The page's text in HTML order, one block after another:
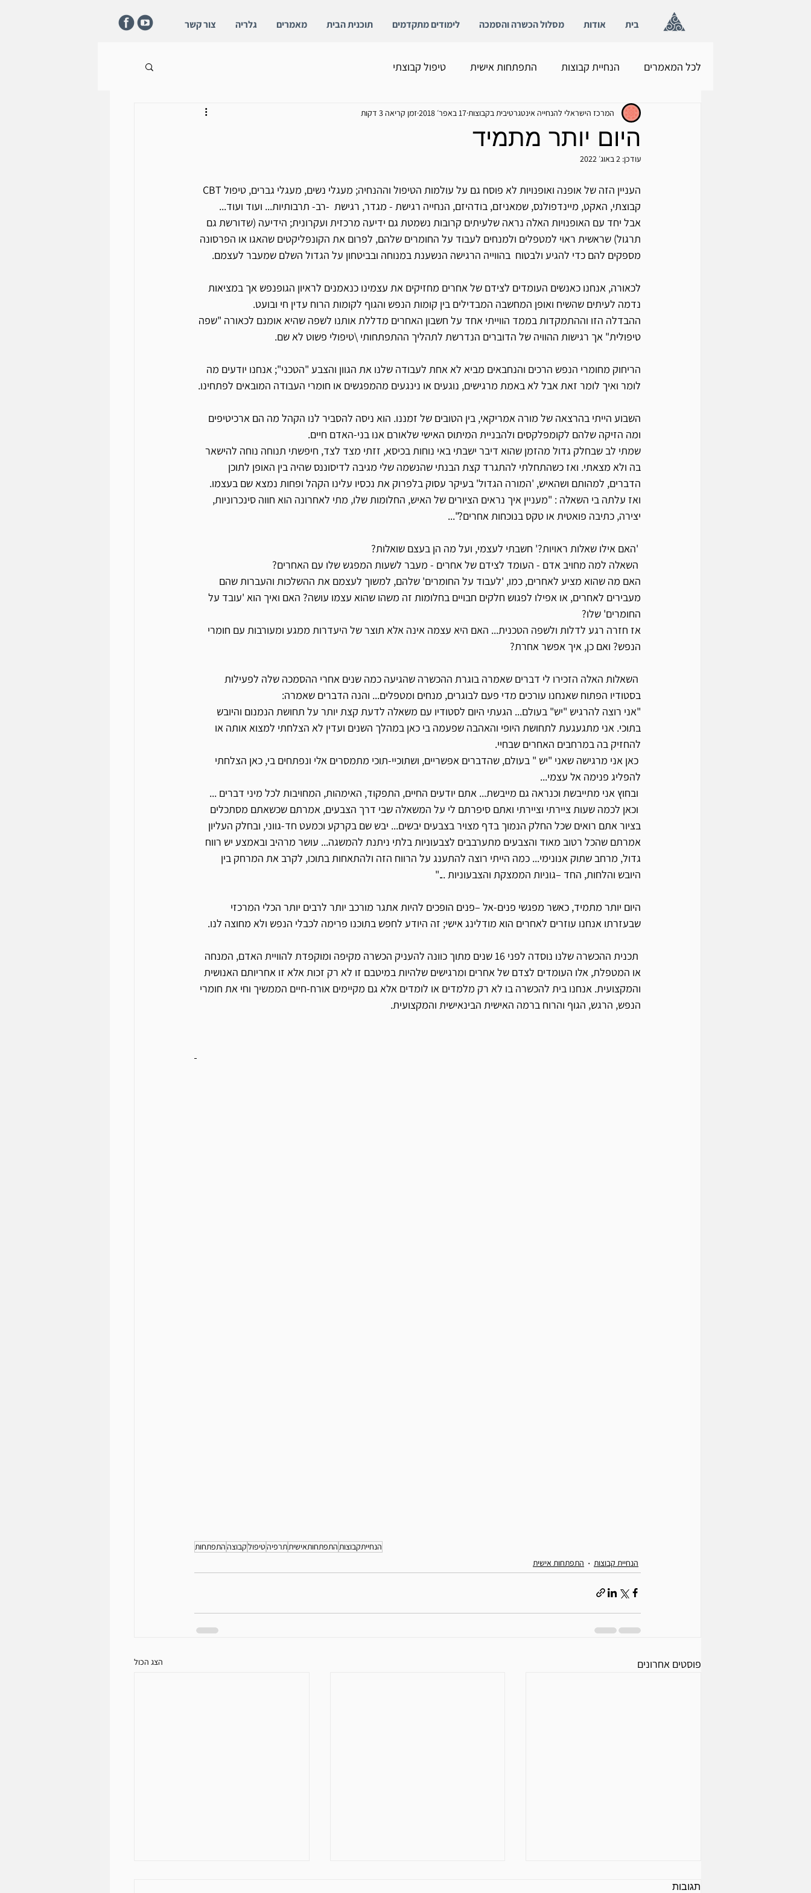
בית אודות מסלול הכשרה והסמכה לימודים מתקדמים תוכנית הבית מאמרים גלריה צור קשר
לכל המאמרים הנחיית קבוצות התפתחות אישית טיפול קבוצתי
היום יותר מתמיד
המרכז הישראלי להנחייה אינטגרטיבית בקבוצות 17 באפר׳ 2018 זמן קריאה 3 דקות
עודכן: 2 באוג׳ 2022
קבוצתי, האקט, מיינדפולנס, שמאניזם, בודהיזם, הנחייה רגישת - מגדר, רגישת  -רב- תרבותיות... ועוד ועוד...
אבל יחד עם האופנויות האלה נראה שלעיתים קרובות נשמטת גם ידיעה מרכזית ועקרונית; הידיעה (שדורשת גם
תרגול) שראשית ראוי למטפלים ולמנחים לעבוד על החומרים שלהם, לפרום את הקונפליקטים שהאגו או הפרסונה
מספקים להם כדי להגיע ולבטוח  בהווייה הרגישה הנשענת במנוחה ובביטחון על הגדול השלם שמעבר לעצמם.
לכאורה, אנחנו כאנשים העומדים לצידם של אחרים מחזיקים את עצמינו כנאמנים לראיון הגופנפש אך במציאות
נדמה לעיתים שהשיח ואופן המחשבה המבדילים בין קומות הנפש והגוף לקומות הרוח עדין חי ובועט.
ההבדלה הזו וההתמקדות בממד הווייתי אחד על חשבון האחרים מדללת אותנו לשפה שהיא אומנם לכאורה "שפה
טיפולית" אך רגישות ההוויה של הדוברים הנדרשת לתהליך ההתפתחותי \טיפולי פשוט לא שם.
הריחוק מחומרי הנפש הרכים והנחבאים מביא לא אחת לעבודה שלנו את הגוון והצבע "הטכני"; אנחנו יודעים מה
לומר ואיך לומר זאת אבל לא באמת מרגישים, נוגעים או נינגעים מהמפגשים או חומרי העבודה המובאים לפתחינו.
השבוע הייתי בהרצאה של מורה אמריקאי, בין הטובים של זמננו. הוא ניסה להסביר לנו הקהל מה הם ארכיטיפים
ומה הזיקה שלהם לקומפלקסים ולהבניית המיתוס האישי שלאורם אנו בני-האדם חיים.
שמתי לב שבחלק גדול מהזמן שהוא דיבר ישבתי באי נוחות בכיסא, זזתי מצד לצד, חיפשתי תנוחה נוחה להישאר
בה ולא מצאתי. ואז כשהתחלתי להתגרד קצת הבנתי שהנשמה שלי מגיבה לדיסוננס שהיה בין האופן לתוכן
הדברים, למהותם ושהאיש, 'המורה הגדול' בעיקר עסוק בלפרוק את נכסיו עלינו הקהל ופחות נמצא שם בעצמו.
ואז עלתה בי השאלה : "מעניין איך נראים הציורים של האיש, החלומות שלו, מתי לאחרונה הוא חווה סינכרוניות,
יצירה, כתיבה פואטית או טקס בנוכחות אחרים?"...
האם מה שהוא מציע לאחרים, כמו, 'לעבוד על החומרים' שלהם, למשוך לעצמם את ההשלכות והעברות שהם
מעבירים לאחרים, או אפילו לפגוש חלקים חבויים בחלומות זה משהו שהוא עצמו עושה? האם ואיך הוא 'עובד על
החומרים' שלו?
אז חזרה רגע לדלות ולשפה הטכנית... האם היא עצמה אינה אלא תוצר של היעדרות ממגע ומעורבות עם חומרי
הנפש? ואם כן, איך אפשר אחרת?
השאלות האלה הזכירו לי דברים שאמרה בוגרת ההכשרה שהגיעה כמה שנים אחרי ההסמכה שלה לפעילות
בסטודיו הפתוח שאנחנו עורכים מדי פעם לבוגרים, מנחים ומטפלים... והנה הדברים שאמרה:
"אני רוצה להרגיש "יש" בעולם... הגעתי היום לסטודיו עם משאלה לדעת קצת יותר על תחושת הנמנום והיובש
בתוכי. אני מתגעגעת לתחושת היופי והאהבה שפעמה בי כאן במהלך השנים ועדין לא הצלחתי למצוא אותה או
להחזיק בה במרחבים האחרים שבחיי.
כאן אני מרגישה שאני "יש " בעולם, שהדברים אפשריים, ושתוכיי-תוכי מתמסרים אלי ונפתחים בי, כאן הצלחתי
להפליג פנימה אל עצמי...
וכאן לכמה שעות ציירתי וציירתי ואתם סיפרתם לי על המשאלה שבי דרך הצבעים, אמרתם שכשאתם מסתכלים
בציור אתם רואים שכל החלק הנמוך בדף מצויר בצבעים יבשים... יבש שם בקרקע וכמעט חד-גווני, ובחלק העליון
אמרתם שהכל רטוב מאוד והצבעים מתערבבים לצבעוניות בלתי ניתנת להמשגה... עושר מרהיב ובאמצע יש רווח
גדול, מרחב שתוק אנונימי... כמה הייתי רוצה להתענג על הרווח הזה ולהתאחות בתוכו, לקרב את המרחק בין
היובש והלחות, החד –גוניות הממצקת והצבעוניות ..."
היום יותר מתמיד, כאשר מפגשי פנים-אל –פנים הופכים להיות אתגר מורכב יותר לרבים יותר הכלי המרכזי
שבעזרתו אנחנו עוזרים לאחרים הוא מודלינג אישי; זה היודע לחפש בתוכנו פרימה לכבלי הנפש ולא מחוצה לנו.
תכנית ההכשרה שלנו נוסדה לפני 16 שנים מתוך כוונה להעניק הכשרה מקיפה ומוקפדת להוויית האדם, המנחה
או המטפלת, אלו העומדים לצדם של אחרים ומרגישים שלהיות במיטבם זו לא רק זכות אלא זו אחריותם האנושית
והמקצועית. אנחנו בית להכשרה בו לא רק מלמדים או לומדים אלא גם מקיימים אורח-חיים הממשיך וחי את חומרי
הנפש, הרגש, הגוף והרוח ברמה האישית הבינאישית והמקצועית.
הנחייתקבוצות התפתחותאישיתתרפיהטיפולקבוצההתפתחות
הנחיית קבוצות
התפתחות אישית
פוסטים אחרונים הצג הכול
תגובות